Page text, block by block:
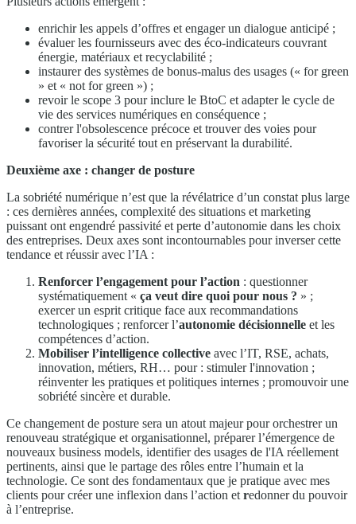
enrichir les appels d’offres et engager un dialogue anticipé ;
évaluer les fournisseurs avec des éco-indicateurs couvrant
énergie, matériaux et recyclabilité ;
instaurer des systèmes de bonus-malus des usages (« for green
» et « not for green ») ;
revoir le scope 3 pour inclure le BtoC et adapter le cycle de
vie des services numériques en conséquence ;
contrer l'obsolescence précoce et trouver des voies pour
favoriser la sécurité tout en préservant la durabilité.
Deuxième axe : changer de posture
La sobriété numérique n’est que la révélatrice d’un constat plus large
: ces dernières années, complexité des situations et marketing
puissant ont engendré passivité et perte d’autonomie dans les choix
des entreprises. Deux axes sont incontournables pour inverser cette
tendance et réussir avec l’IA :
Renforcer l’engagement pour l’action : questionner
systématiquement « ça veut dire quoi pour nous ? » ;
exercer un esprit critique face aux recommandations
technologiques ; renforcer l’autonomie décisionnelle et les
compétences d’action.
Mobiliser l’intelligence collective avec l’IT, RSE, achats,
innovation, métiers, RH… pour : stimuler l'innovation ;
réinventer les pratiques et politiques internes ; promouvoir une
sobriété sincère et durable.
Ce changement de posture sera un atout majeur pour orchestrer un
renouveau stratégique et organisationnel, préparer l’émergence de
nouveaux business models, identifier des usages de l'IA réellement
pertinents, ainsi que le partage des rôles entre l’humain et la
technologie. Ce sont des fondamentaux que je pratique avec mes
clients pour créer une inflexion dans l’action et redonner du pouvoir
à l’entreprise.